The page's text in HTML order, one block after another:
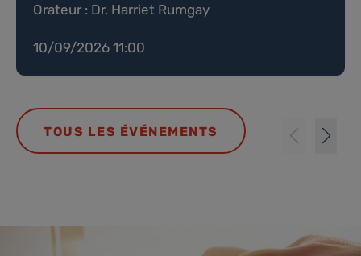
Orateur : Dr. Harriet Rumgay
10/09/2026 11:00
TOUS LES ÉVÉNEMENTS